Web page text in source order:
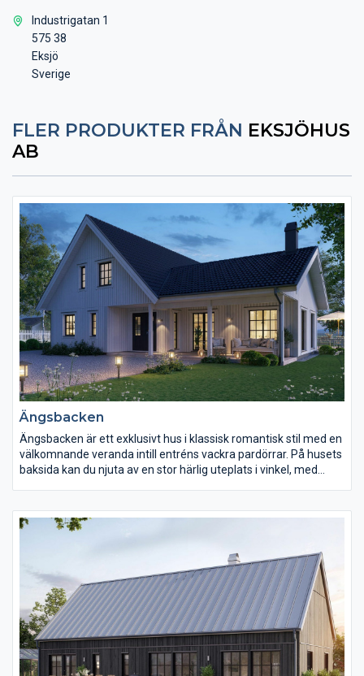
Industrigatan 1
575 38
Eksjö
Sverige
FLER PRODUKTER FRÅN EKSJÖHUS
AB
Ängsbacken
Ängsbacken är ett exklusivt hus i klassisk romantisk stil med en
välkomnande veranda intill entréns vackra pardörrar. På husets
baksida kan du njuta av en stor härlig uteplats i vinkel, med
överblick av vad som händer i flera av husets rum. Köket är
hemmets hjärta som med generösa ytor och stort ljusinsläpp
allrum med stora takfönster, tre sovrum samt ett ljust och väl
tilltaget badrum.